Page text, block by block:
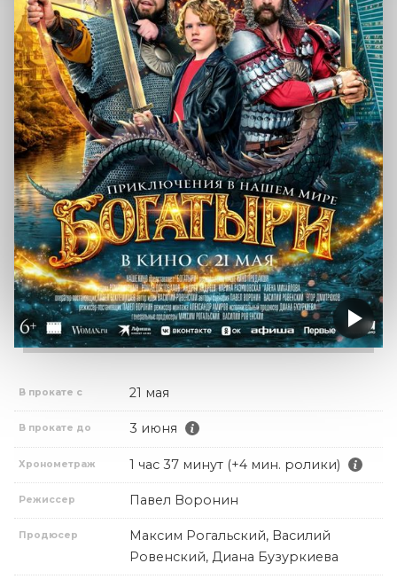
В прокате с 21 мая
В прокате до 3 июня
Хронометраж 1 час 37 минут (+4 мин. ролики)
Режиссер Павел Воронин
Продюсер
Максим Рогальский, Василий
Ровенский, Диана Бузуркиева